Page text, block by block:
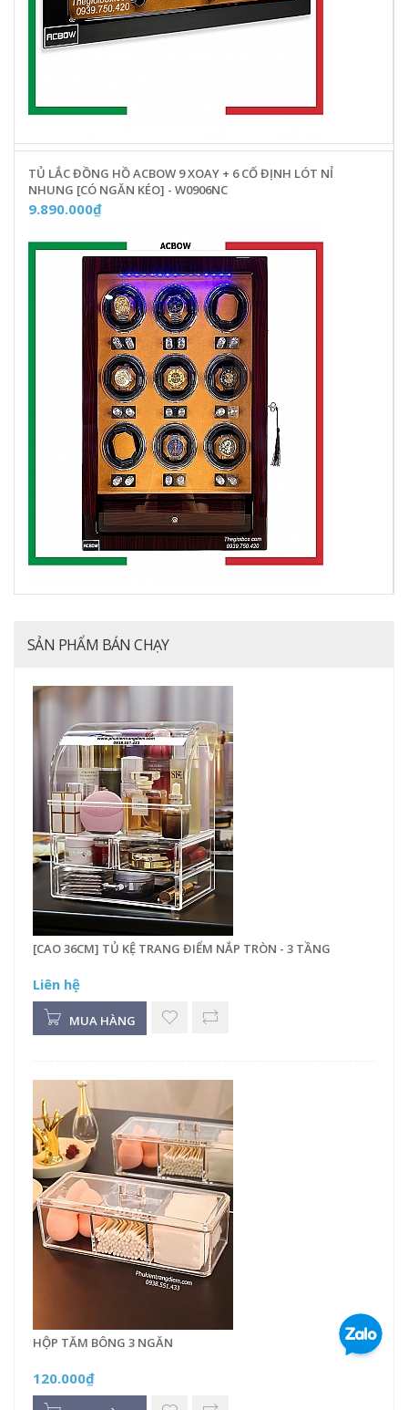
TỦ LẮC ĐỒNG HỒ ACBOW 9 XOAY + 6 CỐ ĐỊNH LÓT NỈ
NHUNG [CÓ NGĂN KÉO] - W0906NC
9.890.000₫
SẢN PHẨM BÁN CHẠY
[CAO 36CM] TỦ KỆ TRANG ĐIỂM NẮP TRÒN - 3 TẦNG
Liên hệ
MUA HÀNG
HỘP TĂM BÔNG 3 NGĂN
120.000₫